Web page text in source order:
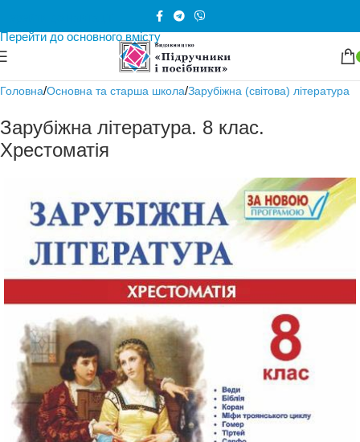
Перейти до основного вмісту
Головна/Основна та старша школа/Зарубіжна (світова) література
Зарубіжна література. 8 клас.
Хрестоматія